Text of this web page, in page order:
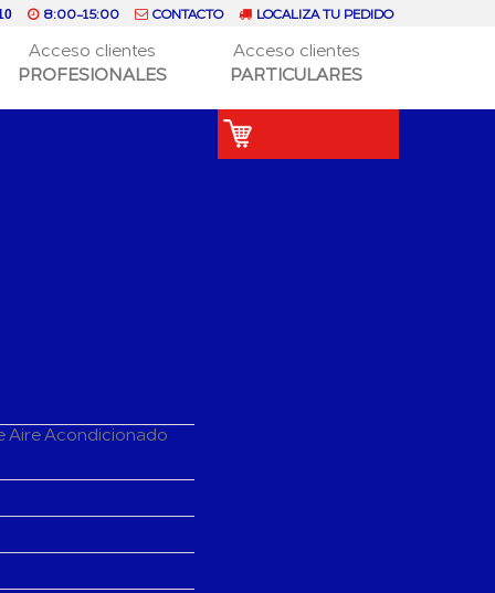
8:00-15:00 CONTACTO LOCALIZA TU PEDIDO
Acceso clientes
PROFESIONALES
Acceso clientes
PARTICULARES
Aire Acondicionado